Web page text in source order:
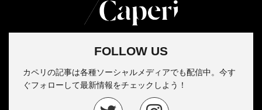
FOLLOW US
カペリの記事は各種ソーシャルメディアでも配信中。今す
ぐフォローして最新情報をチェックしよう！